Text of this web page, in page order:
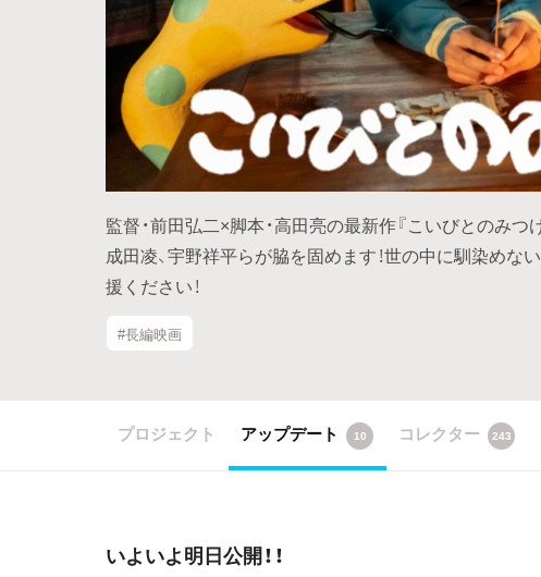
監督・前田弘二×脚本・高田亮の最新作『こいびとのみつ
成田凌、宇野祥平らが脇を固めます！世の中に馴染め
援ください！
#長編映画
プロジェクト アップデート 10 コレクター 243
いよいよ明日公開！！